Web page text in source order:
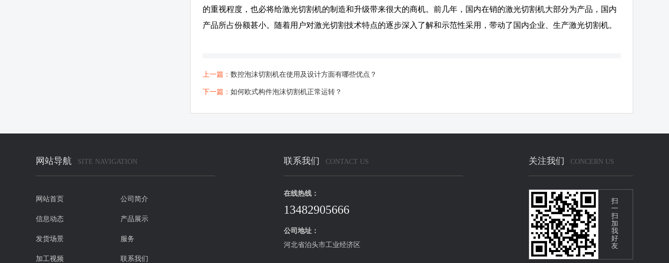
的重视程度，也必将给激光切割机的制造和升级带来很大的商机。前几年，国内在销的激光切割机大部分为产品，国内
产品所占份额甚小。随着用户对激光切割技术特点的逐步深入了解和示范性采用，带动了国内企业、生产激光切割机。
上一篇： 数控泡沫切割机在使用及设计方面有哪些优点？
下一篇： 如何欧式构件泡沫切割机正常运转？
网站导航 SITE NAVIGATION
网站首页 公司简介
信息动态 产品展示
发货场景 服务
加工视频 联系我们
联系我们 CONTACT US
在线热线：
13482905666
公司地址：
河北省泊头市工业经济区
关注我们 CONCERN US
扫
一
扫
加
我
好
友